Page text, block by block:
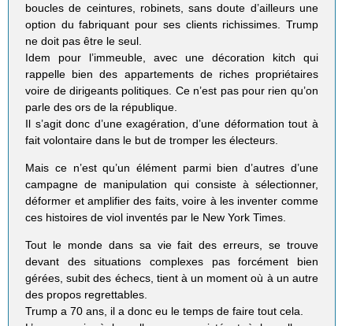
boucles de ceintures, robinets, sans doute d’ailleurs une
option du fabriquant pour ses clients richissimes. Trump
ne doit pas être le seul.
Idem pour l’immeuble, avec une décoration kitch qui
rappelle bien des appartements de riches propriétaires
voire de dirigeants politiques. Ce n’est pas pour rien qu’on
parle des ors de la république.
Il s’agit donc d’une exagération, d’une déformation tout à
fait volontaire dans le but de tromper les électeurs.
Mais ce n’est qu’un élément parmi bien d’autres d’une
campagne de manipulation qui consiste à sélectionner,
déformer et amplifier des faits, voire à les inventer comme
ces histoires de viol inventés par le New York Times.
Tout le monde dans sa vie fait des erreurs, se trouve
devant des situations complexes pas forcément bien
gérées, subit des échecs, tient à un moment où à un autre
des propos regrettables.
Trump a 70 ans, il a donc eu le temps de faire tout cela.